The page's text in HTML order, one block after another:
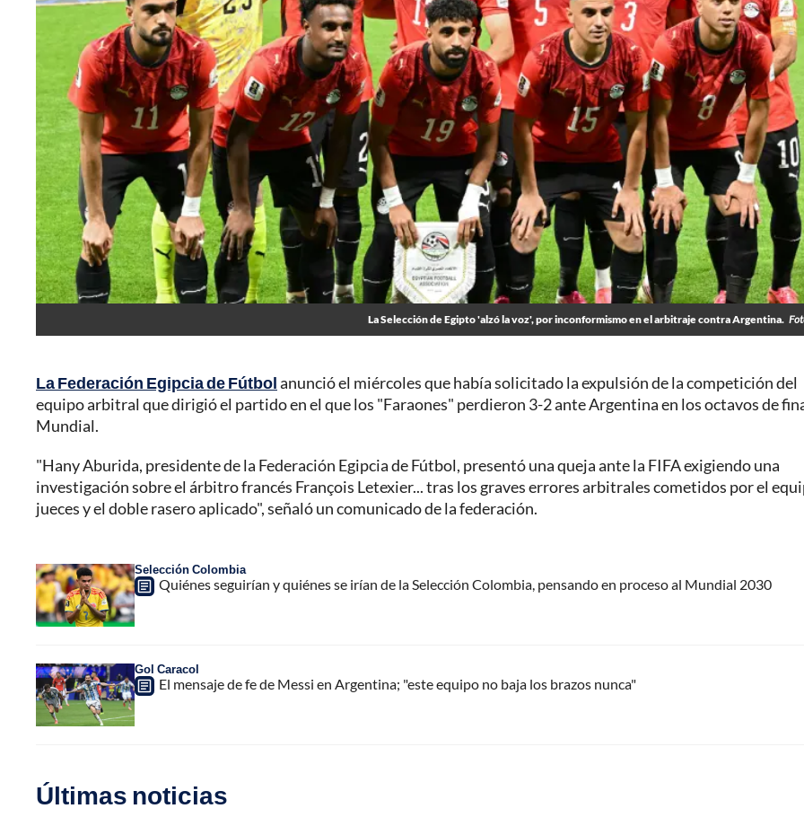
La Selección de Egipto 'alzó la voz', por inconformismo en el arbitraje contra Argentina.
La Federación Egipcia de Fútbolanunció el miércoles que había solicitado la expulsión de la competición del
equipo arbitral que dirigió el partido en el que los "Faraones" perdieron 3-2 ante Argentina en los octavos de
Mundial.
"Hany Aburida, presidente de la Federación Egipcia de Fútbol, presentó una queja ante la FIFA exigiendo una
investigación sobre el árbitro francés François Letexier... tras los graves errores arbitrales cometidos por el
jueces y el doble rasero aplicado", señaló un comunicado de la federación.
Selección Colombia
Quiénes seguirían y quiénes se irían de la Selección Colombia, pensando en proceso al Mundial 2030
Gol Caracol
El mensaje de fe de Messi en Argentina; "este equipo no baja los brazos nunca"
Últimas noticias